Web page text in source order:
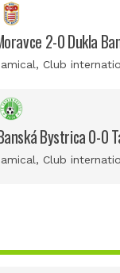
2-0 Dukla
, Club
Bystrica 0-0
, Club